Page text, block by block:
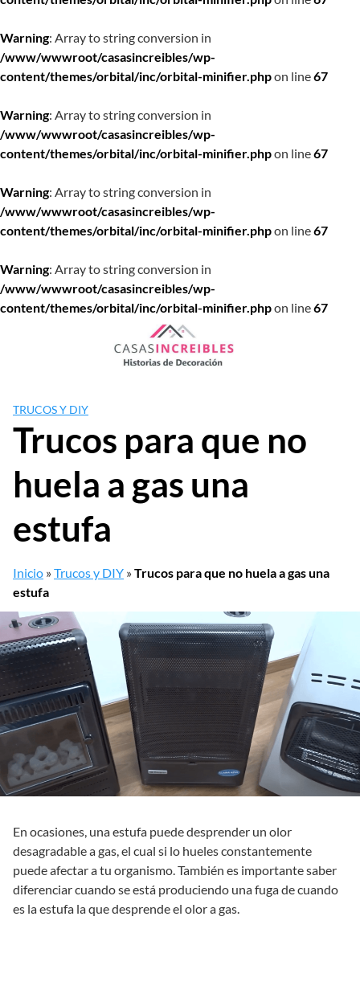
Warning: Array to string conversion in
/www/wwwroot/casasincreibles/wp-
content/themes/orbital/inc/orbital-minifier.phpon line67
Warning: Array to string conversion in
/www/wwwroot/casasincreibles/wp-
content/themes/orbital/inc/orbital-minifier.phpon line67
Warning: Array to string conversion in
/www/wwwroot/casasincreibles/wp-
content/themes/orbital/inc/orbital-minifier.phpon line67
Warning: Array to string conversion in
/www/wwwroot/casasincreibles/wp-
content/themes/orbital/inc/orbital-minifier.phpon line67
TRUCOS Y DIY
Trucos para que no
huela a gas una
estufa
Inicio »Trucos y DIY »Trucos para que no huela a gas una
estufa
En ocasiones, una estufa puede desprender un olor
desagradable a gas, el cual si lo hueles constantemente
puede afectar a tu organismo. También es importante saber
diferenciar cuando se está produciendo una fuga de cuando
es la estufa la que desprende el olor a gas.